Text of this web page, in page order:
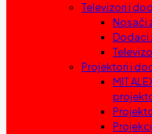
Televizori i
Nosači
Dodaci
Projektori i
MIT